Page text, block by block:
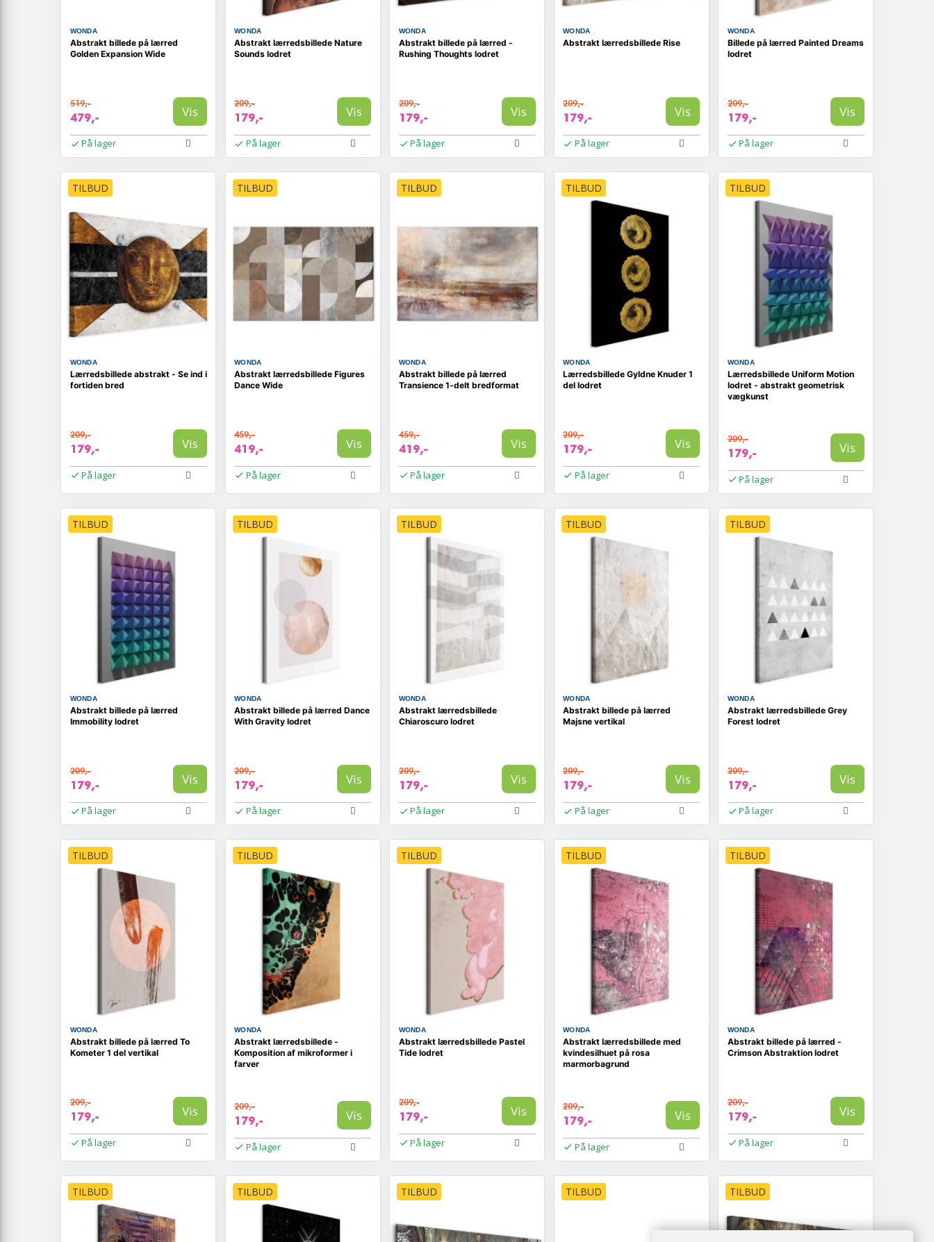
WONDA
Abstrakt billede på lærred
Golden Expansion Wide
519,-
479,- Vis
På lager
WONDA
Abstrakt lærredsbillede Nature
Sounds lodret
209,-
179,- Vis
På lager
WONDA
Abstrakt billede på lærred -
Rushing Thoughts lodret
209,-
179,- Vis
På lager
WONDA
Abstrakt lærredsbillede Rise
209,-
179,- Vis
På lager
WONDA
Billede på lærred Painted Dreams
lodret
209,-
179,- Vis
På lager
TILBUD
WONDA
Lærredsbillede abstrakt - Se ind i
fortiden bred
209,-
179,- Vis
På lager
TILBUD
WONDA
Abstrakt lærredsbillede Figures
Dance Wide
459,-
419,- Vis
På lager
TILBUD
WONDA
Abstrakt billede på lærred
Transience 1-delt bredformat
459,-
419,- Vis
På lager
TILBUD
WONDA
Lærredsbillede Gyldne Knuder 1
del lodret
209,-
179,- Vis
På lager
TILBUD
WONDA
Lærredsbillede Uniform Motion
lodret - abstrakt geometrisk
vægkunst
209,-
179,- Vis
På lager
TILBUD
WONDA
Abstrakt billede på lærred
Immobility lodret
209,-
179,- Vis
På lager
TILBUD
WONDA
Abstrakt billede på lærred Dance
With Gravity lodret
209,-
179,- Vis
På lager
TILBUD
WONDA
Abstrakt lærredsbillede
Chiaroscuro lodret
209,-
179,- Vis
På lager
TILBUD
WONDA
Abstrakt billede på lærred
Majsne vertikal
209,-
179,- Vis
På lager
TILBUD
WONDA
Abstrakt lærredsbillede Grey
Forest lodret
209,-
179,- Vis
På lager
TILBUD
WONDA
Abstrakt billede på lærred To
Kometer 1 del vertikal
209,-
179,- Vis
På lager
TILBUD
WONDA
Abstrakt lærredsbillede -
Komposition af mikroformer i
farver
209,-
179,- Vis
På lager
TILBUD
WONDA
Abstrakt lærredsbillede Pastel
Tide lodret
209,-
179,- Vis
På lager
TILBUD
WONDA
Abstrakt lærredsbillede med
kvindesilhuet på rosa
marmorbagrund
209,-
179,- Vis
På lager
TILBUD
WONDA
Abstrakt billede på lærred -
Crimson Abstraktion lodret
209,-
179,- Vis
På lager
TILBUD TILBUD TILBUD TILBUD TILBUD